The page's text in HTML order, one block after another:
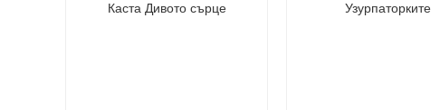
Каста Дивото сърце Узурпаторките